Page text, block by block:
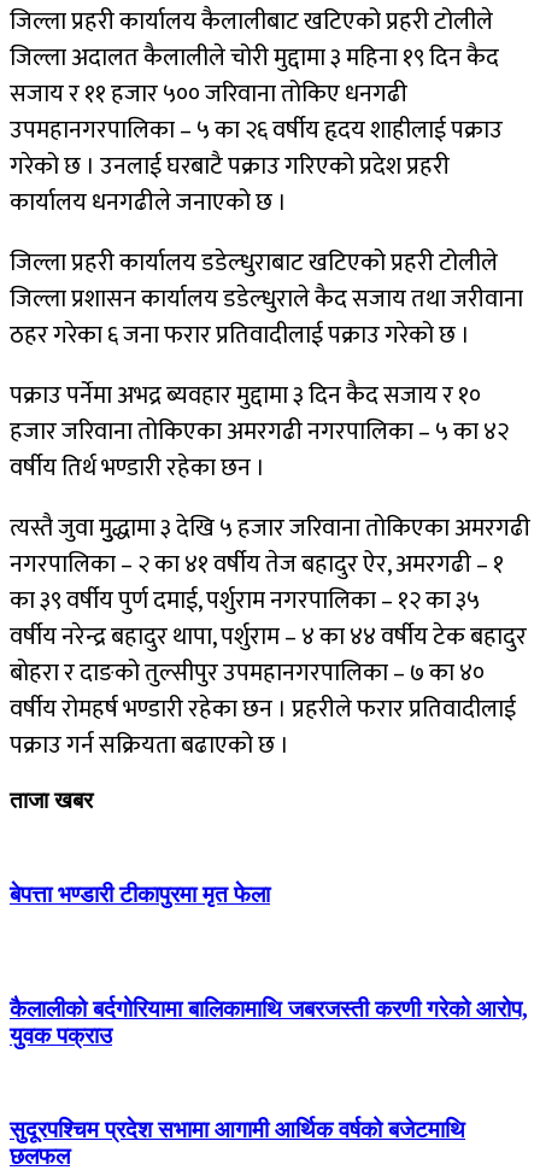
जिल्ला प्रहरी कार्यालय कैलालीबाट खटिएको प्रहरी टोलीले
जिल्ला अदालत कैलालीले चोरी मुद्दामा ३ महिना १९ दिन कैद
सजाय र ११ हजार ५०० जरिवाना तोकिए धनगढी
उपमहानगरपालिका – ५ का २६ वर्षीय हृदय शाहीलाई पक्राउ
गरेको छ । उनलाई घरबाटै पक्राउ गरिएको प्रदेश प्रहरी
कार्यालय धनगढीले जनाएको छ ।
जिल्ला प्रहरी कार्यालय डडेल्धुराबाट खटिएको प्रहरी टोलीले
जिल्ला प्रशासन कार्यालय डडेल्धुराले कैद सजाय तथा जरीवाना
ठहर गरेका ६ जना फरार प्रतिवादीलाई पक्राउ गरेको छ ।
पक्राउ पर्नेमा अभद्र ब्यवहार मुद्दामा ३ दिन कैद सजाय र १०
हजार जरिवाना तोकिएका अमरगढी नगरपालिका – ५ का ४२
वर्षीय तिर्थ भण्डारी रहेका छन ।
त्यस्तै जुवा मुुद्धामा ३ देखि ५ हजार जरिवाना तोकिएका अमरगढी
नगरपालिका – २ का ४१ वर्षीय तेज बहादुर ऐर, अमरगढी – १
का ३९ वर्षीय पुर्ण दमाई, पर्शुराम नगरपालिका – १२ का ३५
वर्षीय नरेन्द्र बहादुर थापा, पर्शुराम – ४ का ४४ वर्षीय टेक बहादुर
बोहरा र दाङको तुल्सीपुर उपमहानगरपालिका – ७ का ४०
वर्षीय रोमहर्ष भण्डारी रहेका छन । प्रहरीले फरार प्रतिवादीलाई
पक्राउ गर्न सक्रियता बढाएको छ ।
ताजा खबर
बेपत्ता भण्डारी टीकापुरमा मृत फेला
कैलालीको बर्दगोरियामा बालिकामाथि जबरजस्ती करणी गरेको आरोप,
युवक पक्राउ
सुदूरपश्चिम प्रदेश सभामा आगामी आर्थिक वर्षको बजेटमाथि
छलफल